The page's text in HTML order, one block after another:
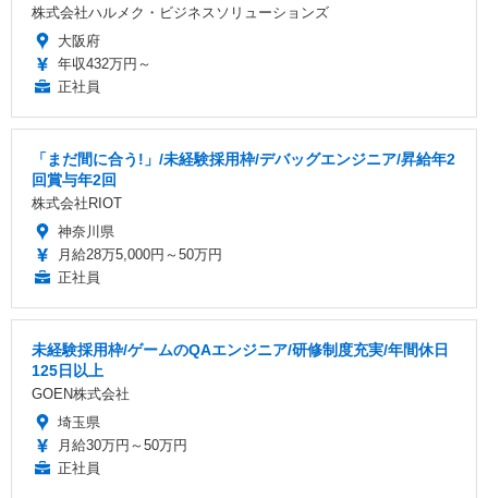
株式会社ハルメク・ビジネスソリューションズ
大阪府
年収432万円～
正社員
「まだ間に合う!」/未経験採用枠/デバッグエンジニア/昇給年2
回賞与年2回
株式会社RIOT
神奈川県
月給28万5,000円～50万円
正社員
未経験採用枠/ゲームのQAエンジニア/研修制度充実/年間休日
125日以上
GOEN株式会社
埼玉県
月給30万円～50万円
正社員